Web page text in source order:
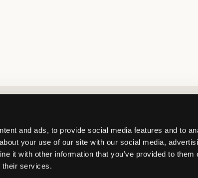
and ads, to provide social media features and to
your use of our site with our social media,
it with other information that you’ve provided to them
their services.